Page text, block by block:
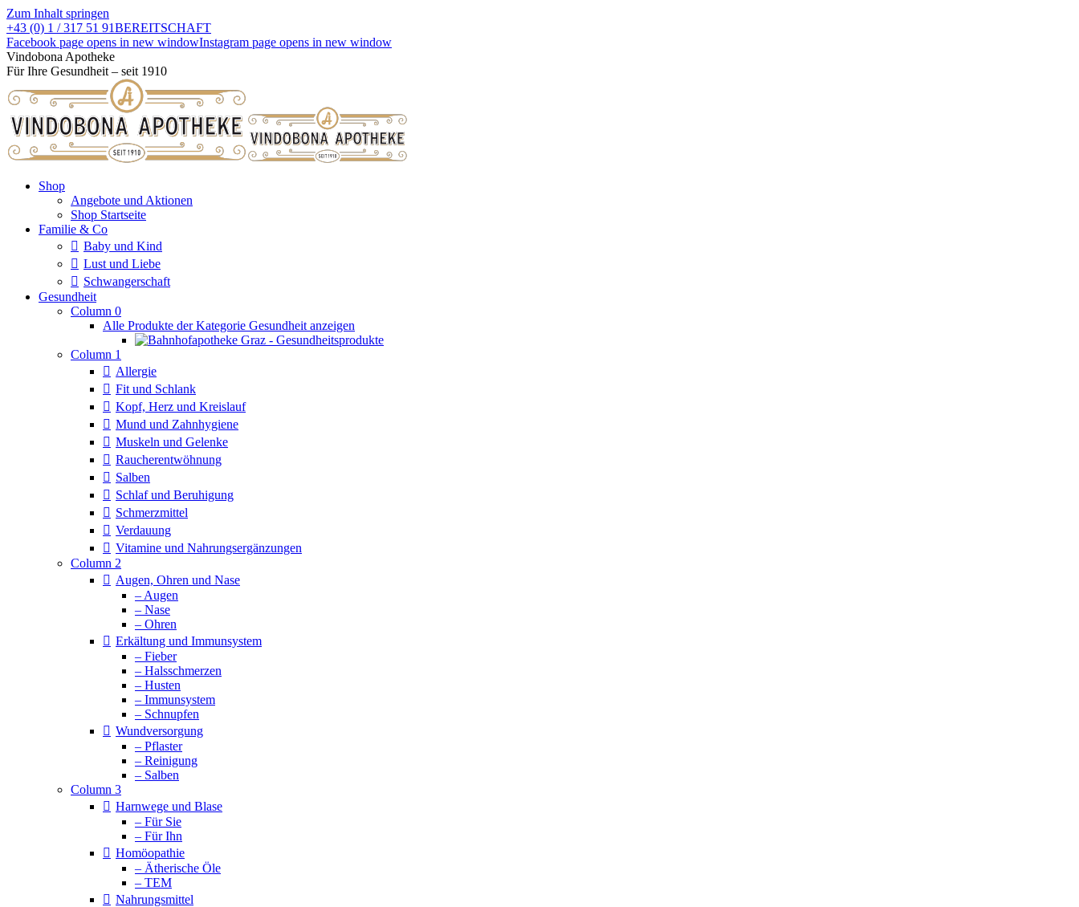
Zum Inhalt springen
+43 (0) 1 / 317 51 91BEREITSCHAFT
Facebook page opens in new windowInstagram page opens in new window
Vindobona Apotheke
Für Ihre Gesundheit – seit 1910
Shop
Angebote und Aktionen
Shop Startseite
Familie & Co
Baby und Kind
Lust und Liebe
Schwangerschaft
Gesundheit
Column 0
Alle Produkte der Kategorie Gesundheit anzeigen
Column 1
Allergie
Fit und Schlank
Kopf, Herz und Kreislauf
Mund und Zahnhygiene
Muskeln und Gelenke
Raucherentwöhnung
Salben
Schlaf und Beruhigung
Schmerzmittel
Verdauung
Vitamine und Nahrungsergänzungen
Column 2
Augen, Ohren und Nase
– Augen
– Nase
– Ohren
Erkältung und Immunsystem
– Fieber
– Halsschmerzen
– Husten
– Immunsystem
– Schnupfen
Wundversorgung
– Pflaster
– Reinigung
– Salben
Column 3
Harnwege und Blase
– Für Sie
– Für Ihn
Homöopathie
– Ätherische Öle
– TEM
Nahrungsmittel